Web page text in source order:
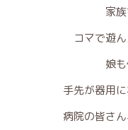
家
コマで遊
娘
手先が器用
病院の皆さ